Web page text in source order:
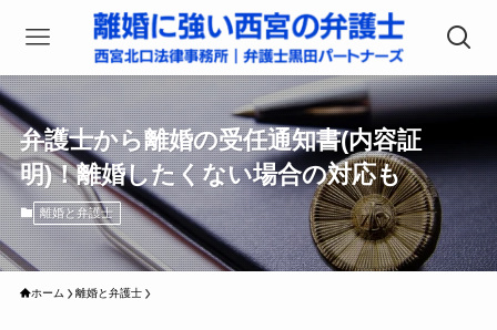
弁護士から離婚の受任通知書(内容証
明)！離婚したくない場合の対応も
離婚と弁護士
ホーム 離婚と弁護士